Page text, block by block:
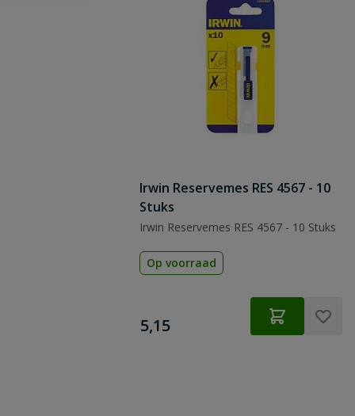
Irwin Reservemes RES 4567 - 10
Stuks
Irwin Reservemes RES 4567 - 10 Stuks
Op voorraad
€
5,15